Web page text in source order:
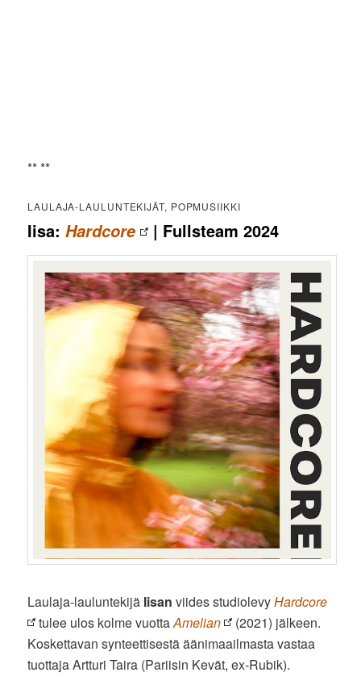
** **
LAULAJA-LAULUNTEKIJÄT, POPMUSIIKKI
Iisa:Hardcore | Fullsteam 2024
Laulaja-lauluntekijä Iisan viides studiolevyHardcore
tulee ulos kolme vuottaAmelian
(2021) jälkeen.
Koskettavan synteettisestä äänimaailmasta vastaa
tuottaja Artturi Taira (Pariisin Kevät, ex-Rubik).